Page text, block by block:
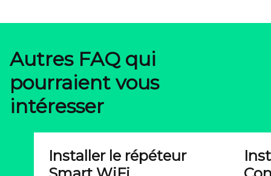
Autres FAQ qui
pourraient vous
intéresser
Installer le répéteur